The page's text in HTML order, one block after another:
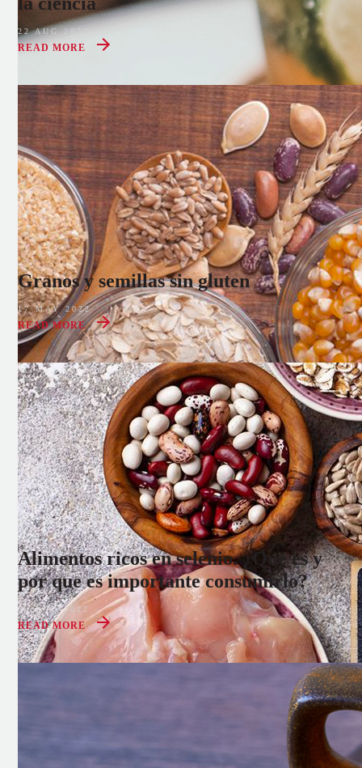
22 AUG 2022
READ MORE
Granos y semillas sin gluten
17 MAY 2022
READ MORE
Alimentos ricos en selenio. ¿Qué es y
por que es importante consumirlo?
08 AUG 2022
READ MORE